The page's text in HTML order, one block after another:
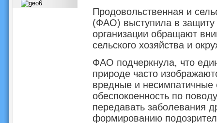
Продовольственная и
(ФАО) выступила в
организации обращают
сельского хозяйства и
ФАО подчеркнула, что
природе часто
вредные и
обеспокоенность по
передавать заболевания
формированию